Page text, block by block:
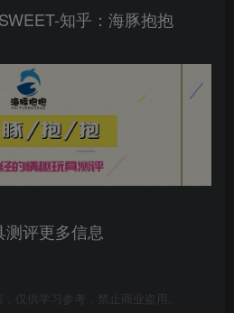
知乎：海豚抱抱
评更多信息
仅供学习参考，禁止商业盗用。